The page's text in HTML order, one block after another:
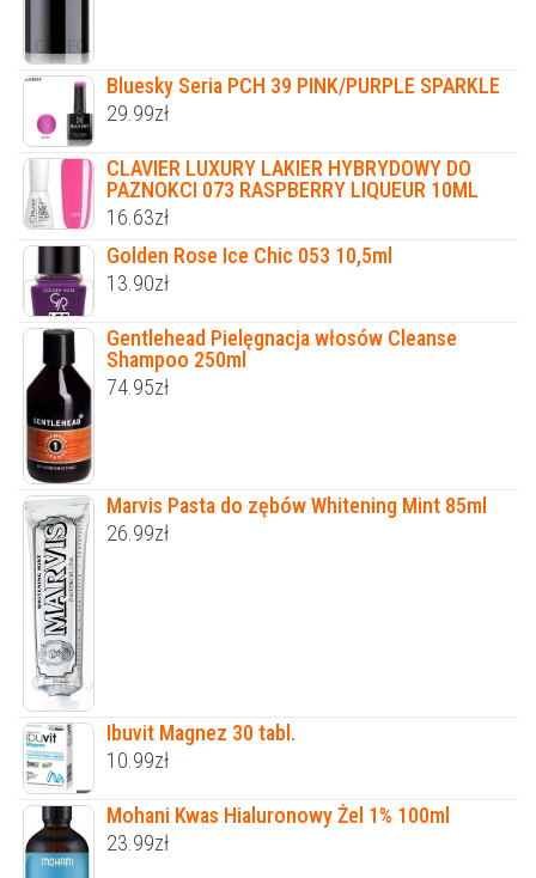
Bluesky Seria PCH 39 PINK/PURPLE SPARKLE
29.99zł
CLAVIER LUXURY LAKIER HYBRYDOWY DO
PAZNOKCI 073 RASPBERRY LIQUEUR 10ML
16.63zł
Golden Rose Ice Chic 053 10,5ml
13.90zł
Gentlehead Pielęgnacja włosów Cleanse
Shampoo 250ml
74.95zł
Marvis Pasta do zębów Whitening Mint 85ml
26.99zł
Ibuvit Magnez 30 tabl.
10.99zł
Mohani Kwas Hialuronowy Żel 1% 100ml
23.99zł